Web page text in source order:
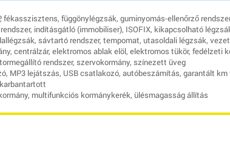
fékasszisztens, függönylégzsák, guminyomás-ellenőrző
indításgátló (immobiliser), ISOFIX, kikapcsolható
sávtartó rendszer, tempomat, utasoldali légzsák,
centrálzár, elektromos ablak elöl, elektromos tükör, fedélzeti
rendszer, szervokormány, színezett üveg
MP3 lejátszás, USB csatlakozó, autóbeszámítás, garantált km
multifunkciós kormánykerék, ülésmagasság állítás